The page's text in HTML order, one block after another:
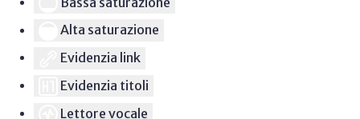
Alta saturazione
Evidenzia link
Evidenzia titoli
Lettore vocale